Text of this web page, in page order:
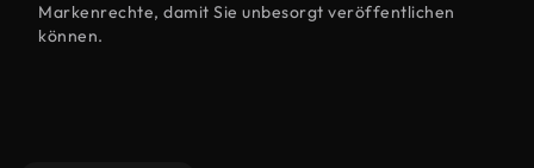
Markenrechte, damit Sie unbesorgt veröffentlichen
können.